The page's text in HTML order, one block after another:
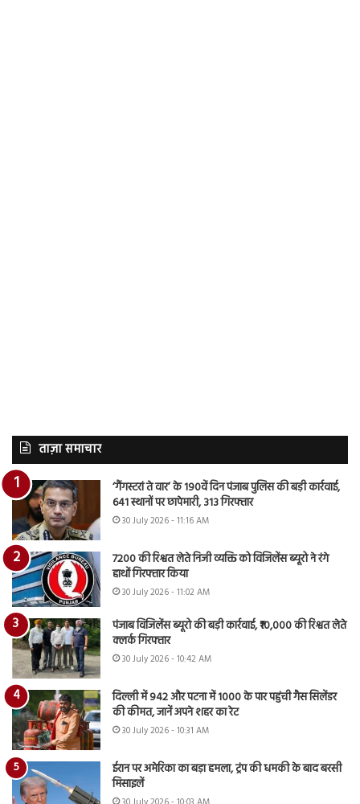
ताज़ा समाचार
‘गैंगस्टरां ते वार’ के 190वें दिन पंजाब पुलिस की बड़ी कार्रवाई,
641 स्थानों पर छापेमारी, 313 गिरफ्तार
30 July 2026 - 11:16 AM
7200 की रिश्वत लेते निजी व्यक्ति को विजिलेंस ब्यूरो ने रंगे
हाथों गिरफ्तार किया
30 July 2026 - 11:02 AM
पंजाब विजिलेंस ब्यूरो की बड़ी कार्रवाई, ₹10,000 की रिश्वत लेते
क्लर्क गिरफ्तार
30 July 2026 - 10:42 AM
दिल्ली में 942 और पटना में 1000 के पार पहुंची गैस सिलेंडर
की कीमत, जानें अपने शहर का रेट
30 July 2026 - 10:31 AM
ईरान पर अमेरिका का बड़ा हमला, ट्रंप की धमकी के बाद बरसी
मिसाइलें